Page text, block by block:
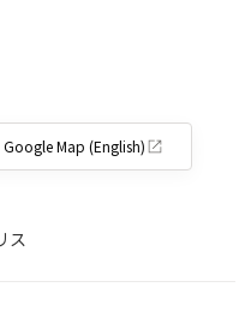
Google Map (English)
ス